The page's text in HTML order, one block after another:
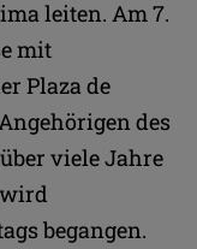
leiten. Am 7.
mit
Plaza de
des
viele Jahre
begangen.